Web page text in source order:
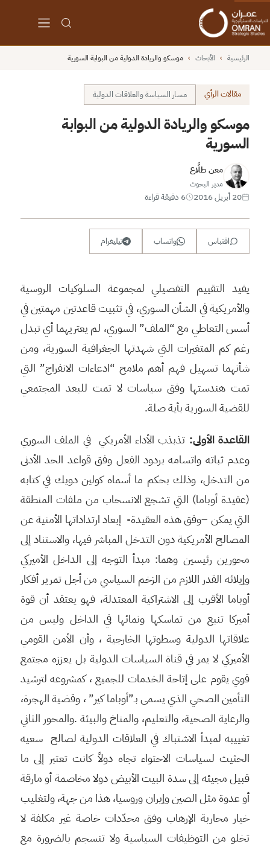
الرئيسية › الأبحاث › موسكو والريادة الدولية من البوابة السورية
مقالات الرأي مسار السياسة والعلاقات الدولية
موسكو والريادة الدولية من البوابة
السورية
معن طلَّاع
مدير البحوث
20 أبريل 2016 6 دقيقة قراءة
اقتباس واتساب تيليغرام
يفيد التقييم التفصيلي لمجموعة السلوكيات الروسية
والأمريكية في الشأن السوري، في تثبيت قاعدتين مهمتين في
أسس التعاطي مع “الملف” السوري، لم يعتريهما أي تبدل
رغم كم المتغيرات التي شهدتها الجغرافية السورية، ومن
شأنهما تسهيل فهم أهم ملامح “ادعاءات الانفراج” التي
تمت هندستها وفق سياسات لا تمت للبعد المجتمعي
للقضية السورية بأية صلة.
القاعدة الأولى: تذبذب الأداء الأمريكي في الملف السوري
وعدم ثباته واتسامه بردود الفعل وفق قواعد الحد الأدنى
من التدخل، وذلك بحكم ما أسماه كولين دويك في كتابه
(عقيدة أوباما) التي تشجع الانسحاب من ملفات المنطقة
التي يمكن –وفق هذه العقيدة- إبعاد ارتداداتها الأمنية عن
المصالح الأمريكية دون التدخل المباشر فيها، والاستناد إلى
محورين رئيسين وهما: مبدأ التوجه إلى الداخل الأميركي
وإيلائه القدر اللازم من الزخم السياسي من أجل تمرير أفكار
أوباما الأقرب إلى الاشتراكية المعتدلة، فهو يعتقد أن قوة
أميركا تنبع من تماسكها ونمائها في الداخل وليس من
علاقاتها الدولية وسطوتها الخارجية ، وأن الأمن القومي
الأميركي لا يمر في قناة السياسات الدولية بل يعززه مجتمع
قوي يقوم على إتاحة الخدمات للجميع ، كمشروعه لترشيد
التأمين الصحي الذي يسمى بـ”أوباما كير” ، وقضية الهجرة،
والرعاية الصحية، والتعليم، والمناخ والبيئة .والمحور الثاني
تغييبه لمبدأ الاشتباك في العلاقات الدولية لصالح سعيه
الحثيث لسياسات الاحتواء تجاه دولاً كانت تعتبر إلى ما
قبيل مجيئه إلى سدة البيت الأبيض دولا مخاصمة أو مارقة
أو عدوة مثل الصين وإيران وروسيا، هذا من جهة، ولتغليب
خيار محاربة الإرهاب وفق محدّدات خاصة غير مكلفة لا
تخلو من التوظيفات السياسية ولا تنسجم بالضرورة مع